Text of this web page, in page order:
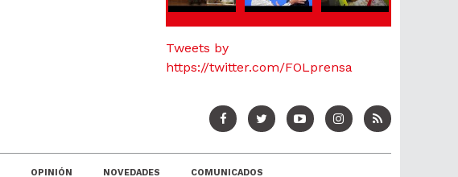
Tweets by
https://twitter.com/FOLprensa
OPINIÓN NOVEDADES COMUNICADOS